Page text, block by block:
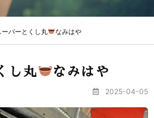
ーパーとくし丸 なみはや
し丸 なみはや
2025-04-05